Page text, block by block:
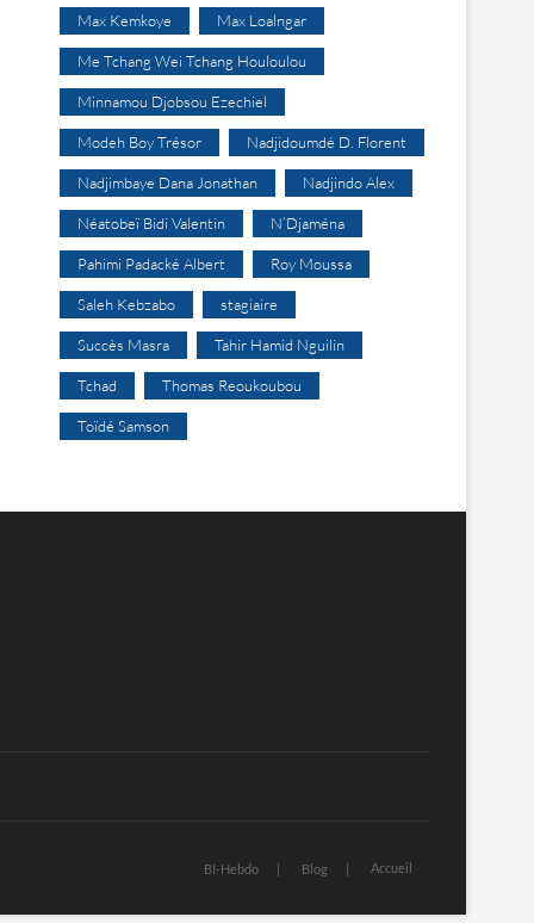
Max Kemkoye Max Loalngar
Me Tchang Wei Tchang Houloulou
Minnamou Djobsou Ezechiel
Modeh Boy Trésor Nadjidoumdé D. Florent
Nadjimbaye Dana Jonathan Nadjindo Alex
Néatobeï Bidi Valentin N’Djaména
Pahimi Padacké Albert Roy Moussa
Saleh Kebzabo stagiaire
Succès Masra Tahir Hamid Nguilin
Tchad Thomas Reoukoubou
Toïdé Samson
BI-Hebdo Blog Accueil